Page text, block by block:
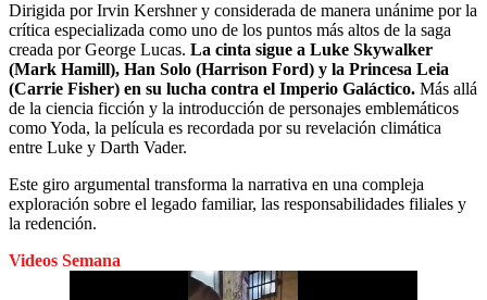
Dirigida por Irvin Kershner y considerada de manera unánime por la
crítica especializada como uno de los puntos más altos de la saga
creada por George Lucas. La cinta sigue a Luke Skywalker
(Mark Hamill), Han Solo (Harrison Ford) y la Princesa Leia
(Carrie Fisher) en su lucha contra el Imperio Galáctico. Más allá
de la ciencia ficción y la introducción de personajes emblemáticos
como Yoda, la película es recordada por su revelación climática
entre Luke y Darth Vader.
Este giro argumental transforma la narrativa en una compleja
exploración sobre el legado familiar, las responsabilidades filiales y
la redención.
Videos Semana